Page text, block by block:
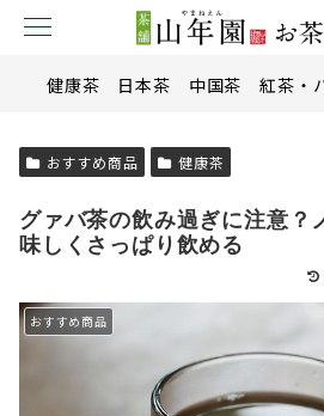
健康茶 日本茶 中国茶 紅茶・
おすすめ商品 健康茶
グァバ茶の飲み過ぎに注意？
味しくさっぱり飲める
おすすめ商品